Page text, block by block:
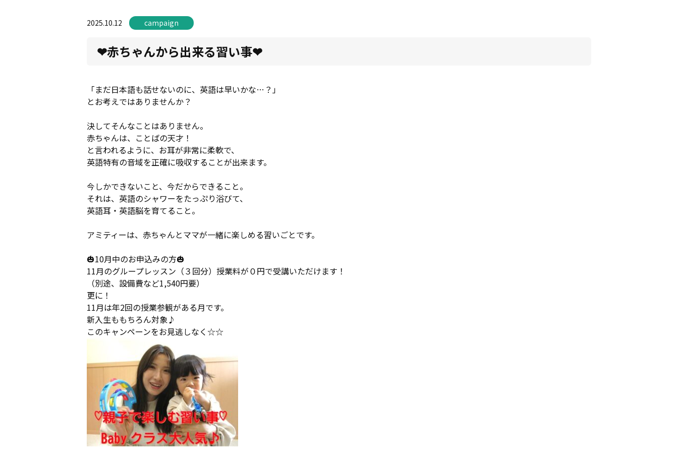
2025.10.12 campaign
❤赤ちゃんから出来る習い事❤
「まだ日本語も話せないのに、英語は早いかな…？」
とお考えではありませんか？
決してそんなことはありません。
赤ちゃんは、ことばの天才！
と言われるように、お耳が非常に柔軟で、
英語特有の音域を正確に吸収することが出来ます。
今しかできないこと、今だからできること。
それは、英語のシャワーをたっぷり浴びて、
英語耳・英語脳を育てること。
アミティーは、赤ちゃんとママが一緒に楽しめる習いごとです。
🎃10月中のお申込みの方🎃
11月のグループレッスン（３回分）授業料が０円で受講いただけます！
（別途、設備費など1,540円要）
更に！
11月は年2回の授業参観がある月です。
新入生ももちろん対象♪
このキャンペーンをお見逃しなく☆☆